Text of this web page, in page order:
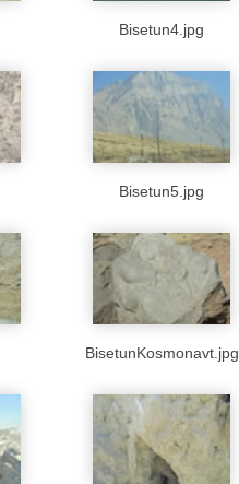
Bisetun4.jpg
Bisetun5.jpg
BisetunKosmonavt.jpg